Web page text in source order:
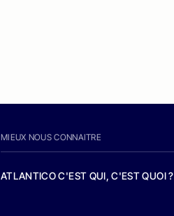
MIEUX NOUS CONNAITRE
ATLANTICO C'EST QUI, C'EST QUOI ?